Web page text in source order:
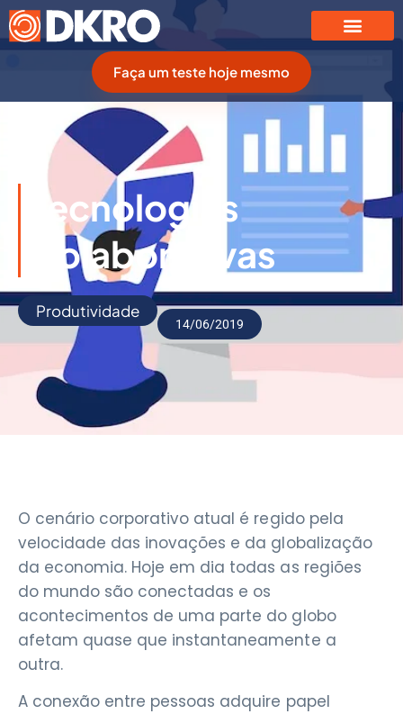
Faça um teste hoje mesmo
Tecnologias
Colaborativas
Produtividade
14/06/2019
O cenário corporativo atual é regido pela
velocidade das inovações e da globalização
da economia. Hoje em dia todas as regiões
do mundo são conectadas e os
acontecimentos de uma parte do globo
afetam quase que instantaneamente a
outra.
A conexão entre pessoas adquire papel